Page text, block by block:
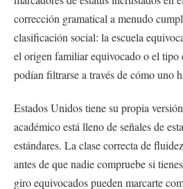
corrección gramatical a menudo
clasificación social: la escuela
el origen familiar equivocado o el tipo
podían filtrarse a través de cómo uno
Estados Unidos tiene su propia
académico está lleno de señales de
estándares. La clase correcta de
antes de que nadie compruebe si
giro equivocados pueden marcarte